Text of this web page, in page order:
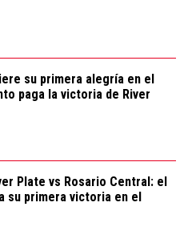
su primera alegría en el
paga la victoria de River
Plate vs Rosario Central: el
su primera victoria en el